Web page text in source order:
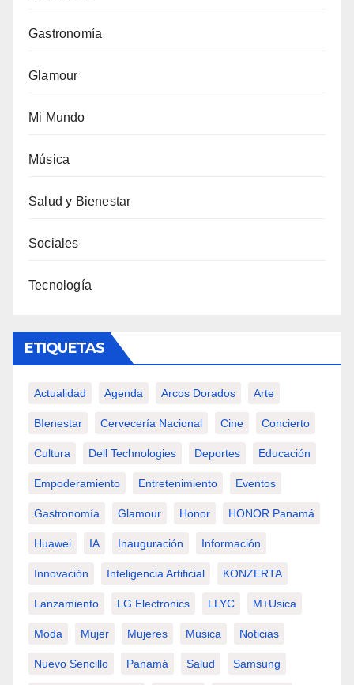
Gastronomía
Glamour
Mi Mundo
Música
Salud y Bienestar
Sociales
Tecnología
ETIQUETAS
Actualidad Agenda Arcos Dorados Arte
BIenestar Cervecería Nacional Cine Concierto
Cultura Dell Technologies Deportes Educación
Empoderamiento Entretenimiento Eventos
Gastronomía Glamour Honor HONOR Panamá
Huawei IA Inauguración Información
Innovación Inteligencia Artificial KONZERTA
Lanzamiento LG Electronics LLYC M+usica
Moda Mujer Mujeres Música Noticias
Nuevo Sencillo Panamá Salud Samsung